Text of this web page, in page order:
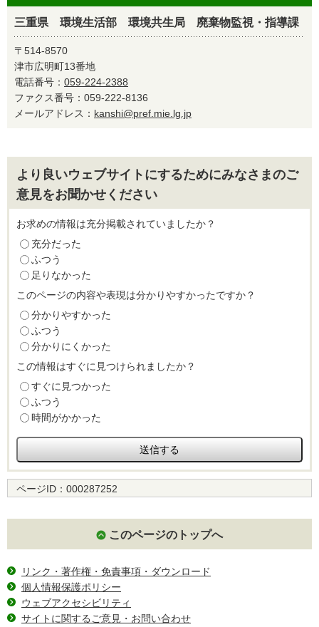
三重県 環境生活部 環境共生局 廃棄物監視・指導課
〒514-8570
津市広明町13番地
電話番号： 059-224-2388
ファクス番号：059-222-8136
メールアドレス： kanshi@pref.mie.lg.jp
より良いウェブサイトにするためにみなさまのご
意見をお聞かせください
お求めの情報は充分掲載されていましたか？
充分だった
ふつう
足りなかった
このページの内容や表現は分かりやすかったですか？
分かりやすかった
ふつう
分かりにくかった
この情報はすぐに見つけられましたか？
すぐに見つかった
ふつう
時間がかかった
ページID： 000287252
このページのトップへ
リンク・著作権・免責事項・ダウンロード
個人情報保護ポリシー
ウェブアクセシビリティ
サイトに関するご意見・お問い合わせ